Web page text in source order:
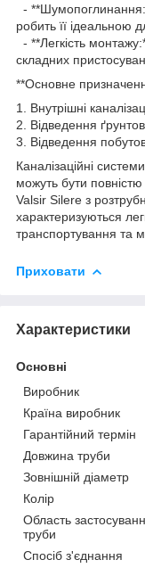
-
робить її ідеальною
- **Легкість
складних
**Основне
1. Внутрішні
2. Відведення
3. Відведення
Каналізаційні
можуть бути
Valsir Silere з
характеризуються
транспортування та
Приховати
Характеристики
Основні
Виробник
Країна виробник
Гарантійний термін
Довжина труби
Зовнішній діаметр
Колір
Область
труби
Спосіб з'єднання